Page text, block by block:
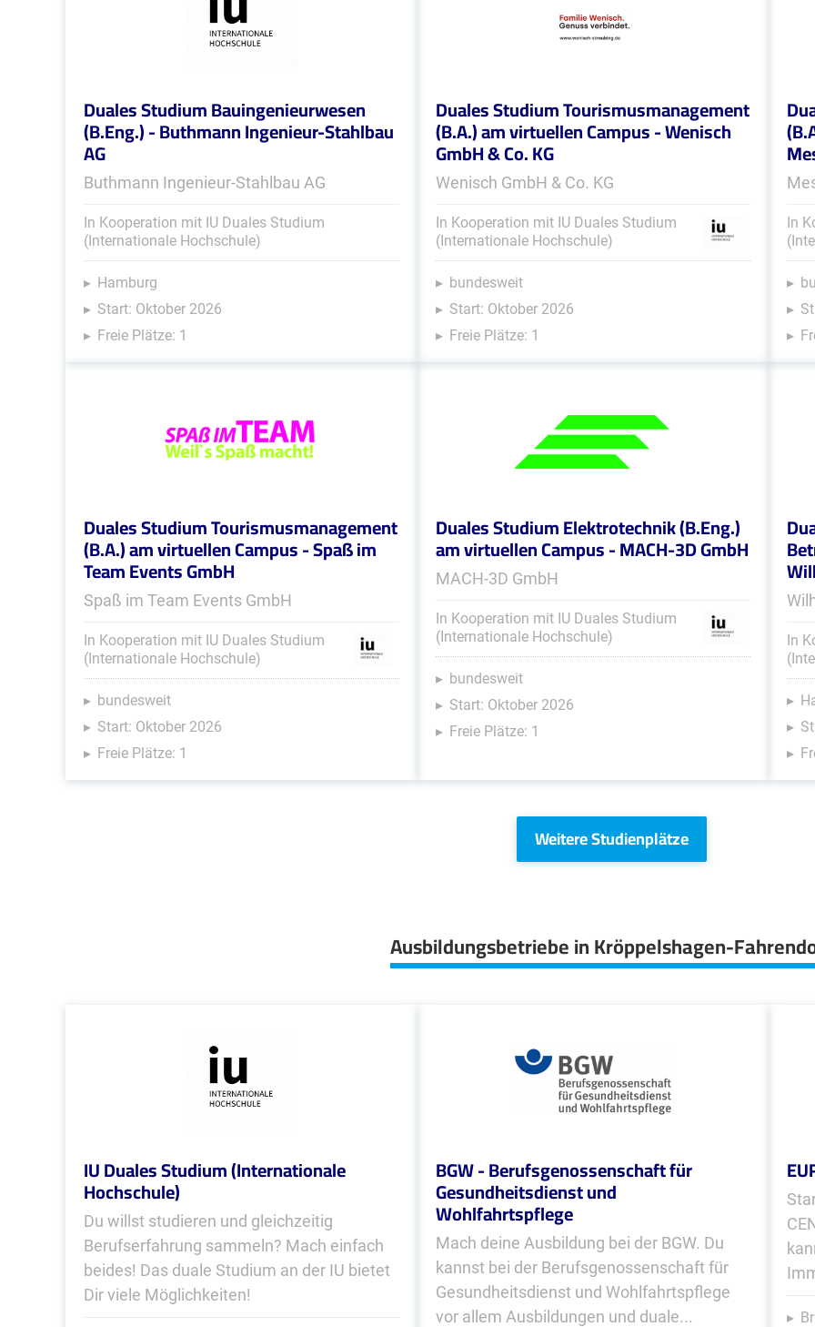
Duales Studium Bauingenieurwesen
(B.Eng.) - Buthmann Ingenieur-Stahlbau
AG
Buthmann Ingenieur-Stahlbau AG
In Kooperation mit IU Duales Studium
(Internationale Hochschule)
Hamburg
Start: Oktober 2026
Freie Plätze: 1
Duales Studium Tourismusmanagement
(B.A.) am virtuellen Campus - Wenisch
GmbH & Co. KG
Wenisch GmbH & Co. KG
In Kooperation mit IU Duales Studium
(Internationale Hochschule)
bundesweit
Start: Oktober 2026
Freie Plätze: 1
In
Duales Studium Tourismusmanagement
(B.A.) am virtuellen Campus - Spaß im
Team Events GmbH
Spaß im Team Events GmbH
In Kooperation mit IU Duales Studium
(Internationale Hochschule)
bundesweit
Start: Oktober 2026
Freie Plätze: 1
Duales Studium Elektrotechnik (B.Eng.)
am virtuellen Campus - MACH-3D GmbH
MACH-3D GmbH
In Kooperation mit IU Duales Studium
(Internationale Hochschule)
bundesweit
Start: Oktober 2026
Freie Plätze: 1
In
Weitere Studienplätze
Ausbildungsbetriebe in Kröppelshagen-
IU Duales Studium (Internationale
Hochschule)
Du willst studieren und gleichzeitig
Berufserfahrung sammeln? Mach einfach
beides! Das duale Studium an der IU bietet
Dir viele Möglichkeiten!
BGW - Berufsgenossenschaft für
Gesundheitsdienst und
Wohlfahrtspflege
Mach deine Ausbildung bei der BGW. Du
kannst bei der Berufsgenossenschaft für
Gesundheitsdienst und Wohlfahrtspflege
vor allem Ausbildungen und duale...